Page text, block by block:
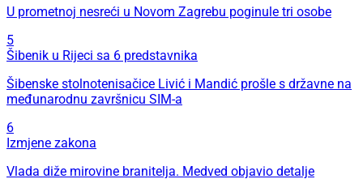
U prometnoj nesreći u Novom Zagrebu poginule tri osobe
5
Šibenik u Rijeci sa 6 predstavnika
Šibenske stolnotenisačice Livić i Mandić prošle s državne na
međunarodnu završnicu SIM-a
6
Izmjene zakona
Vlada diže mirovine branitelja. Medved objavio detalje